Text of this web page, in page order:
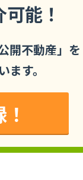
能！
開不動産」を
す。